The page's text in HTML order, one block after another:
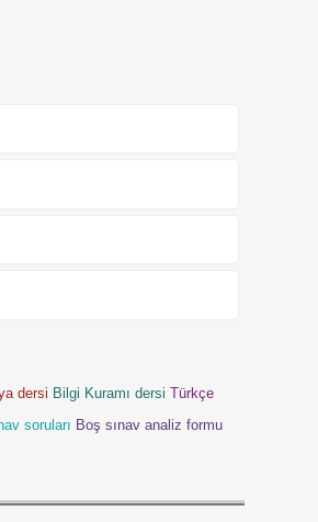
dersi Bilgi Kuramı dersi Türkçe
soruları Boş sınav analiz formu